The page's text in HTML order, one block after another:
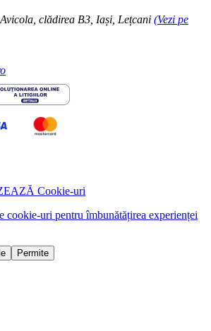
clădirea B3, Iași, Lețcani (Vezi pe
Cookie-uri
cookie-uri pentru îmbunătățirea experienței
Permite